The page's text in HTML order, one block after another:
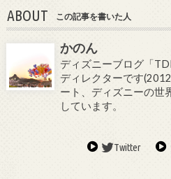
ABOUT この記事を書いた人
かのん
ディズニーブログ「
ディレクターです
ート、ディズニーの世
しています。
Twitter